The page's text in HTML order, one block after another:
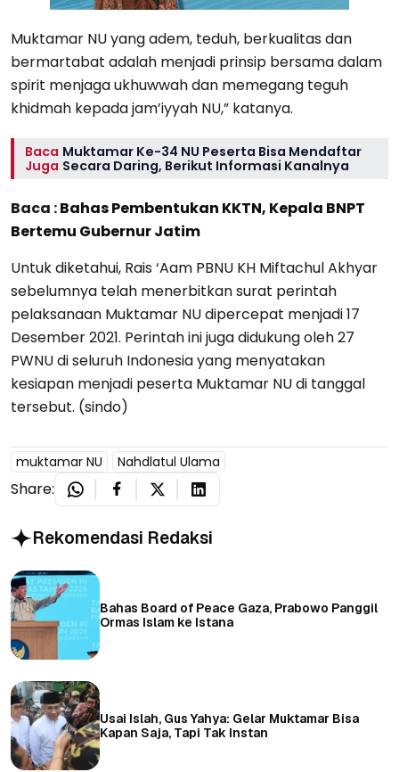
Muktamar NU yang adem, teduh, berkualitas dan
bermartabat adalah menjadi prinsip bersama dalam
spirit menjaga ukhuwwah dan memegang teguh
khidmah kepada jam’iyyah NU,” katanya.
Baca
Juga
Muktamar Ke-34 NU Peserta Bisa Mendaftar
Secara Daring, Berikut Informasi Kanalnya
Baca :Bahas Pembentukan KKTN, Kepala BNPT
Bertemu Gubernur Jatim
Untuk diketahui, Rais ‘Aam PBNU KH Miftachul Akhyar
sebelumnya telah menerbitkan surat perintah
pelaksanaan Muktamar NU dipercepat menjadi 17
Desember 2021. Perintah ini juga didukung oleh 27
PWNU di seluruh Indonesia yang menyatakan
kesiapan menjadi peserta Muktamar NU di tanggal
tersebut. (sindo)
muktamar NU Nahdlatul Ulama
Share:
Rekomendasi Redaksi
Bahas Board of Peace Gaza, Prabowo Panggil
Ormas Islam ke Istana
Usai Islah, Gus Yahya: Gelar Muktamar Bisa
Kapan Saja, Tapi Tak Instan